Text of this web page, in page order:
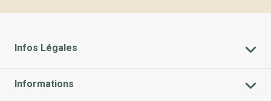
Infos Légales
Informations